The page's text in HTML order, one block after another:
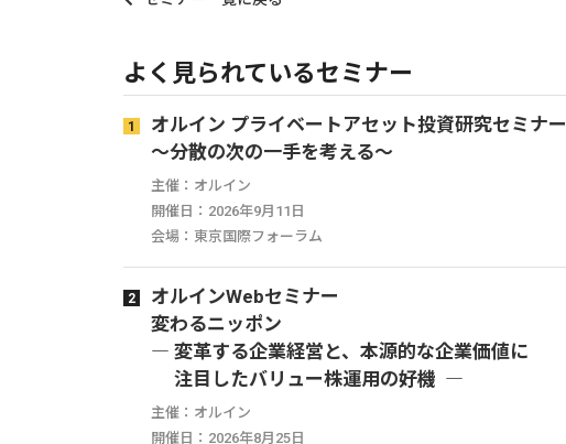
よく見られているセミナー
オルイン プライベートアセット投資研究セミナー
～分散の次の一手を考える～
主催：オルイン
開催日：2026年9月11日
会場：東京国際フォーラム
オルインWebセミナー
変わるニッポン
― 変革する企業経営と、本源的な企業価値に
注目したバリュー株運用の好機 ―
主催：オルイン
開催日：2026年8月25日